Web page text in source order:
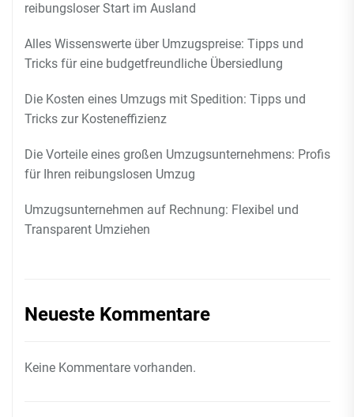
reibungsloser Start im Ausland
Alles Wissenswerte über Umzugspreise: Tipps und
Tricks für eine budgetfreundliche Übersiedlung
Die Kosten eines Umzugs mit Spedition: Tipps und
Tricks zur Kosteneffizienz
Die Vorteile eines großen Umzugsunternehmens: Profis
für Ihren reibungslosen Umzug
Umzugsunternehmen auf Rechnung: Flexibel und
Transparent Umziehen
Neueste Kommentare
Keine Kommentare vorhanden.